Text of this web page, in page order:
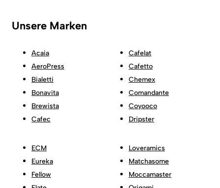
Unsere Marken
Acaia
AeroPress
Bialetti
Bonavita
Brewista
Cafec
Cafelat
Cafetto
Chemex
Comandante
Coyooco
Dripster
ECM
Eureka
Fellow
Loveramics
Matchasome
Moccamaster